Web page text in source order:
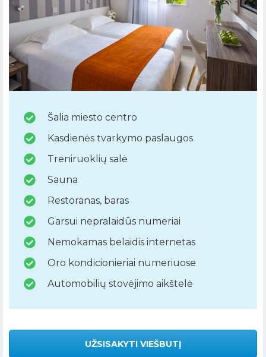
Šalia miesto centro
Kasdienės tvarkymo paslaugos
Treniruoklių salė
Sauna
Restoranas, baras
Garsui nepralaidūs numeriai
Nemokamas belaidis internetas
Oro kondicionieriai numeriuose
Automobilių stovėjimo aikštelė
UŽSISAKYTI VIEŠBUTĮ